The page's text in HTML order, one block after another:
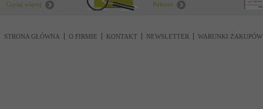
Czytaj więcej
Pobierz
STRONA GŁÓWNA O FIRMIE KONTAKT NEWSLETTER WARUNKI ZAKUPÓW